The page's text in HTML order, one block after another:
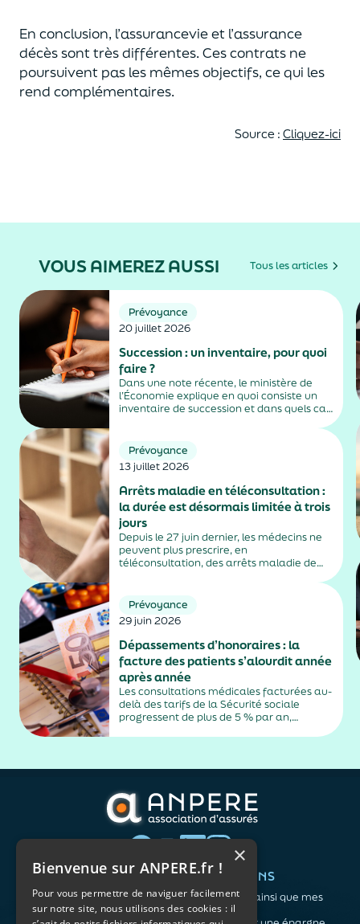
En conclusion, l’assurancevie et l’assurance
décès sont très différentes. Ces contrats ne
poursuivent pas les mêmes objectifs, ce qui les
rend complémentaires.
Source : Cliquez-ici
VOUS AIMEREZ AUSSI Tous les articles
Prévoyance
20 juillet 2026
Succession : un inventaire, pour quoi
faire ?
Dans une note récente, le ministère de
l’Économie explique en quoi consiste un
inventaire de succession et dans quels cas
Prévoyance
13 juillet 2026
Arrêts maladie en téléconsultation :
la durée est désormais limitée à trois
jours
Depuis le 27 juin dernier, les médecins ne
peuvent plus prescrire, en
téléconsultation, des arrêts maladie de
sociales et fiscales, s'inscrit dans un
durcissement plus...
Prévoyance
29 juin 2026
Dépassements d’honoraires : la
facture des patients s’alourdit année
après année
Les consultations médicales facturées au-
delà des tarifs de la Sécurité sociale
progressent de plus de 5 % par an,
alimentés par la montée en puissance des
QUI SOMMES-NOUS ?
L'association
Notre organisation
VOS BESOINS
Me protéger ainsi que mes
proches
×
Bienvenue sur ANPERE.fr !
Pour vous permettre de naviguer facilement
sur notre site, nous utilisons des cookies : il